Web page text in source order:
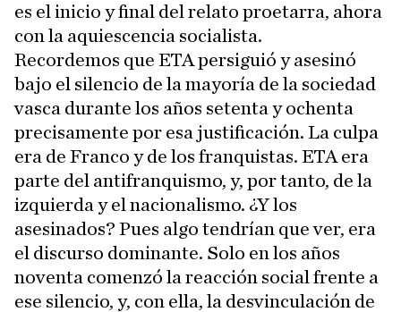
es el inicio y final del relato proetarra, ahora
con la aquiescencia socialista.
Recordemos que ETA persiguió y asesinó
bajo el silencio de la mayoría de la sociedad
vasca durante los años setenta y ochenta
precisamente por esa justificación. La culpa
era de Franco y de los franquistas. ETA era
parte del antifranquismo, y, por tanto, de la
izquierda y el nacionalismo. ¿Y los
asesinados? Pues algo tendrían que ver, era
el discurso dominante. Solo en los años
noventa comenzó la reacción social frente a
ese silencio, y, con ella, la desvinculación de